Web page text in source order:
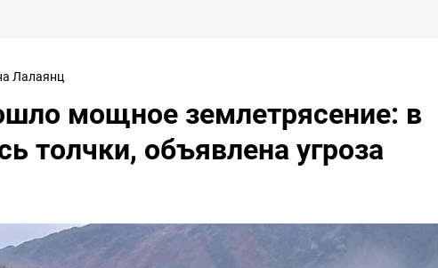
Лалаянц
мощное землетрясение: в
толчки, объявлена угроза